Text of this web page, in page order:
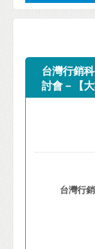
台灣行銷
討會－【
台灣行